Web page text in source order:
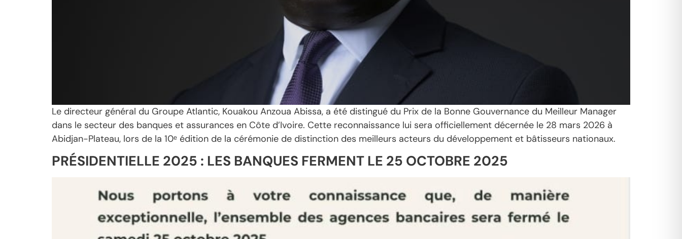
Le directeur général du Groupe Atlantic, Kouakou Anzoua Abissa, a été distingué du Prix de la Bonne Gouvernance du Meilleur Manager
dans le secteur des banques et assurances en Côte d’Ivoire. Cette reconnaissance lui sera officiellement décernée le 28 mars 2026 à
Abidjan-Plateau, lors de la 10ᵉ édition de la cérémonie de distinction des meilleurs acteurs du développement et bâtisseurs nationaux.
PRÉSIDENTIELLE 2025 : LES BANQUES FERMENT LE 25 OCTOBRE 2025